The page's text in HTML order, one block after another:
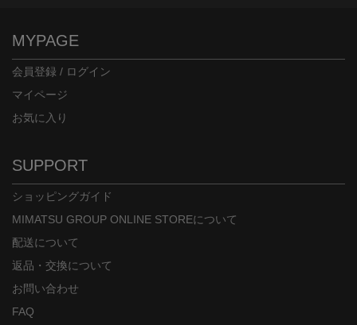
MYPAGE
会員登録 / ログイン
マイページ
お気に入り
SUPPORT
ショッピングガイド
MIMATSU GROUP ONLINE STOREについて
配送について
返品・交換について
お問い合わせ
FAQ